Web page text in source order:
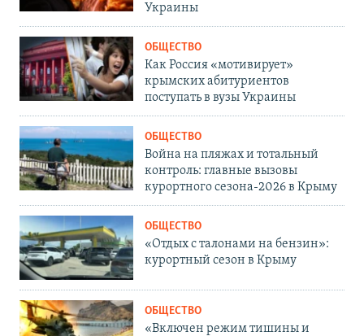
Украины
ОБЩЕСТВО
Как Россия «мотивирует»
крымских абитуриентов
поступать в вузы Украины
ОБЩЕСТВО
Война на пляжах и тотальный
контроль: главные вызовы
курортного сезона-2026 в Крыму
ОБЩЕСТВО
«Отдых с талонами на бензин»:
курортный сезон в Крыму
ОБЩЕСТВО
«Включен режим тишины и